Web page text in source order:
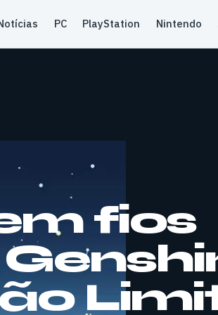
PC PlayStation Nintendo
fios